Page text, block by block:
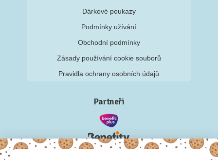
Dárkové poukazy
Podmínky užívání
Obchodní podmínky
Zásady používání cookie souborů
Pravidla ochrany osobních údajů
Partneři